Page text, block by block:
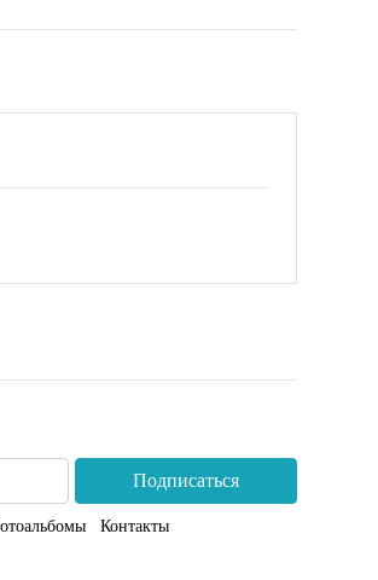
Подписаться
Контакты